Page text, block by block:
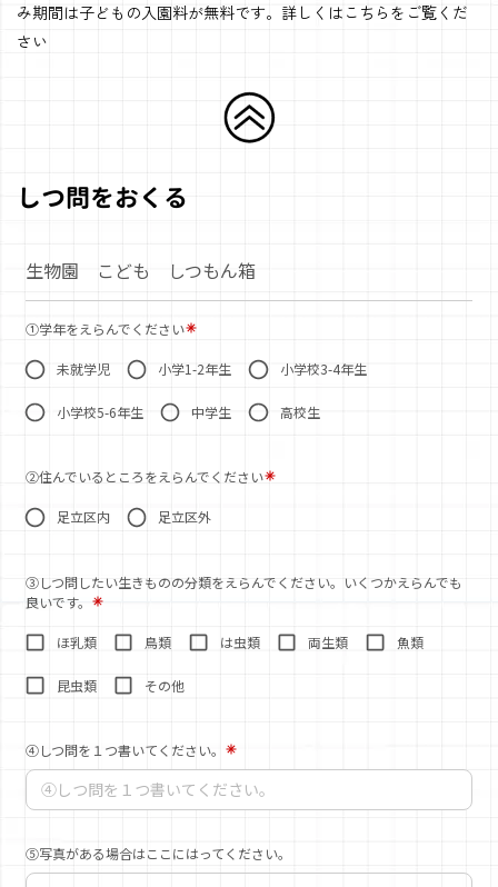
み期間は子どもの入園料が無料です。詳しくは こちら をご覧くだ
さい
しつ問をおくる